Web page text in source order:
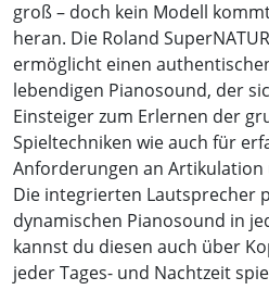
groß – doch kein Modell
heran. Die Roland
ermöglicht einen
lebendigen Pianosound, der
Einsteiger zum Erlernen der
Spieltechniken wie auch für
Anforderungen an Artikulation
Die integrierten Lautsprecher
dynamischen Pianosound in
kannst du diesen auch über
jeder Tages- und Nachtzeit